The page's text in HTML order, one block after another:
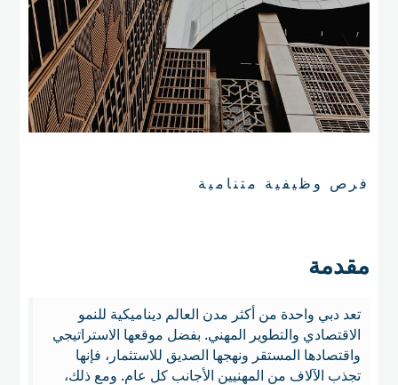
فرص وظيفية متنامية ‍
مقدمة
تعد دبي واحدة من أكثر مدن العالم ديناميكية للنمو
الاقتصادي والتطوير المهني. بفضل موقعها الاستراتيجي
واقتصادها المستقر ونهجها الصديق للاستثمار، فإنها
تجذب الآلاف من المهنيين الأجانب كل عام. ومع ذلك،